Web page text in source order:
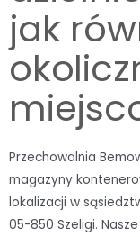
jak
Przechowalnia
magazyny
lokalizacji w
05-850 Szeligi.